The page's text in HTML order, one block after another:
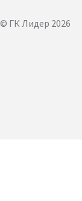
© ГК Лидер 2026